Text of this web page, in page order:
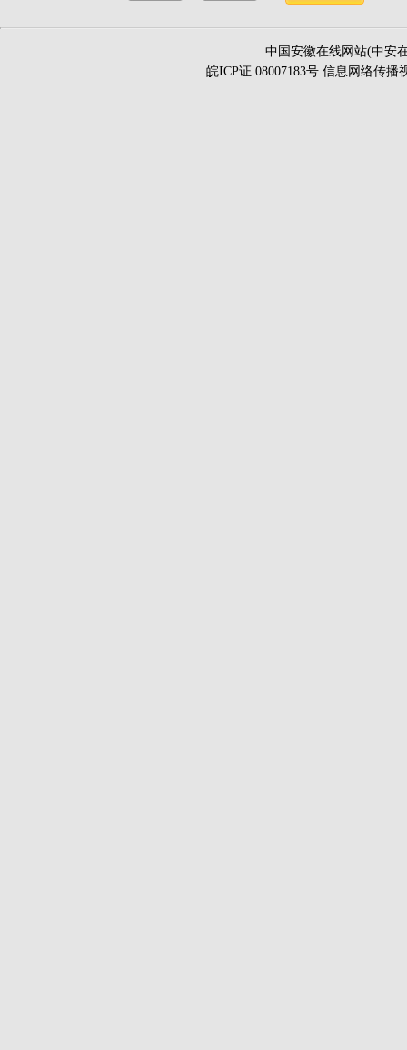
中国安徽在线网站(中安
皖ICP证 08007183号 信息网络传播